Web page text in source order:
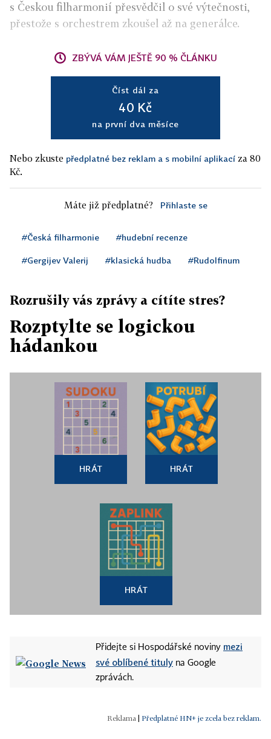
s Českou filharmonií přesvědčil o své výtečnosti,
přestože s orchestrem zkoušel až na generálce.
ZBÝVÁ VÁM JEŠTĚ 90 % ČLÁNKU
Číst dál za
40 Kč
na první dva měsíce
Nebo zkuste předplatné bez reklam a s mobilní aplikací za 80
Kč.
Máte již předplatné? Přihlaste se
#Česká filharmonie #hudební recenze
#Gergijev Valerij #klasická hudba #Rudolfinum
Rozrušily vás zprávy a cítíte stres?
Rozptylte se logickou
hádankou
HRÁT HRÁT
HRÁT
Přidejte si Hospodářské noviny mezi
své oblíbené tituly na Google
zprávách.
Předplatné HN+ je zcela bez reklam.